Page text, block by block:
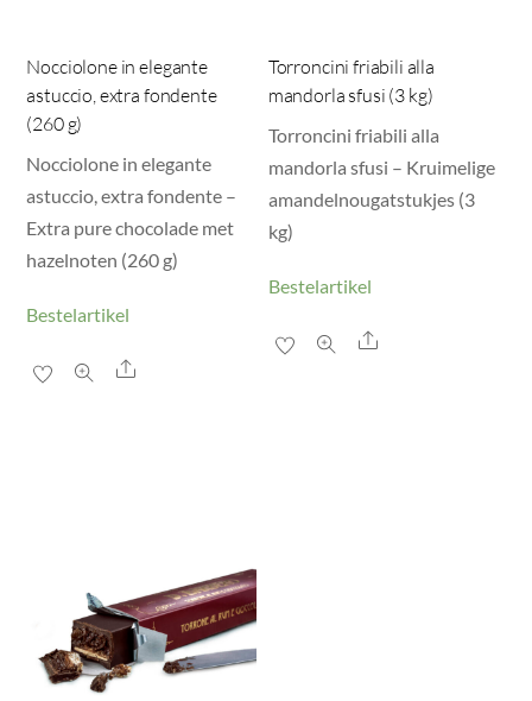
Nocciolone in elegante
astuccio, extra fondente
(260 g)
Nocciolone in elegante
astuccio, extra fondente –
Extra pure chocolade met
hazelnoten (260 g)
Bestelartikel
Share
Torroncini friabili alla
mandorla sfusi (3 kg)
Torroncini friabili alla
mandorla sfusi – Kruimelige
amandelnougatstukjes (3
kg)
Bestelartikel
Share